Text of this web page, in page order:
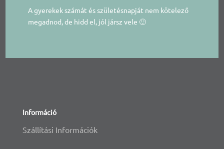
A gyerekek számát és születésnapját nem kötelező
megadnod, de hidd el, jól jársz vele 🙂
Információ
Szállítási Információk